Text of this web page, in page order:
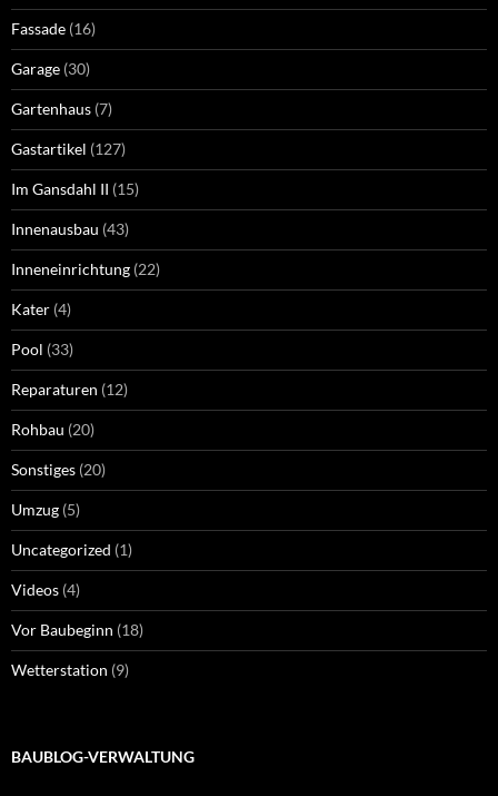
Fassade (16)
Garage (30)
Gartenhaus (7)
Gastartikel (127)
Im Gansdahl II (15)
Innenausbau (43)
Inneneinrichtung (22)
Kater (4)
Pool (33)
Reparaturen (12)
Rohbau (20)
Sonstiges (20)
Umzug (5)
Uncategorized (1)
Videos (4)
Vor Baubeginn (18)
Wetterstation (9)
BAUBLOG-VERWALTUNG